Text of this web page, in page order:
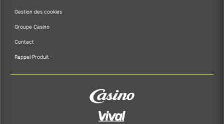
Gestion des cookies
Groupe Casino
Contact
Rappel Produit